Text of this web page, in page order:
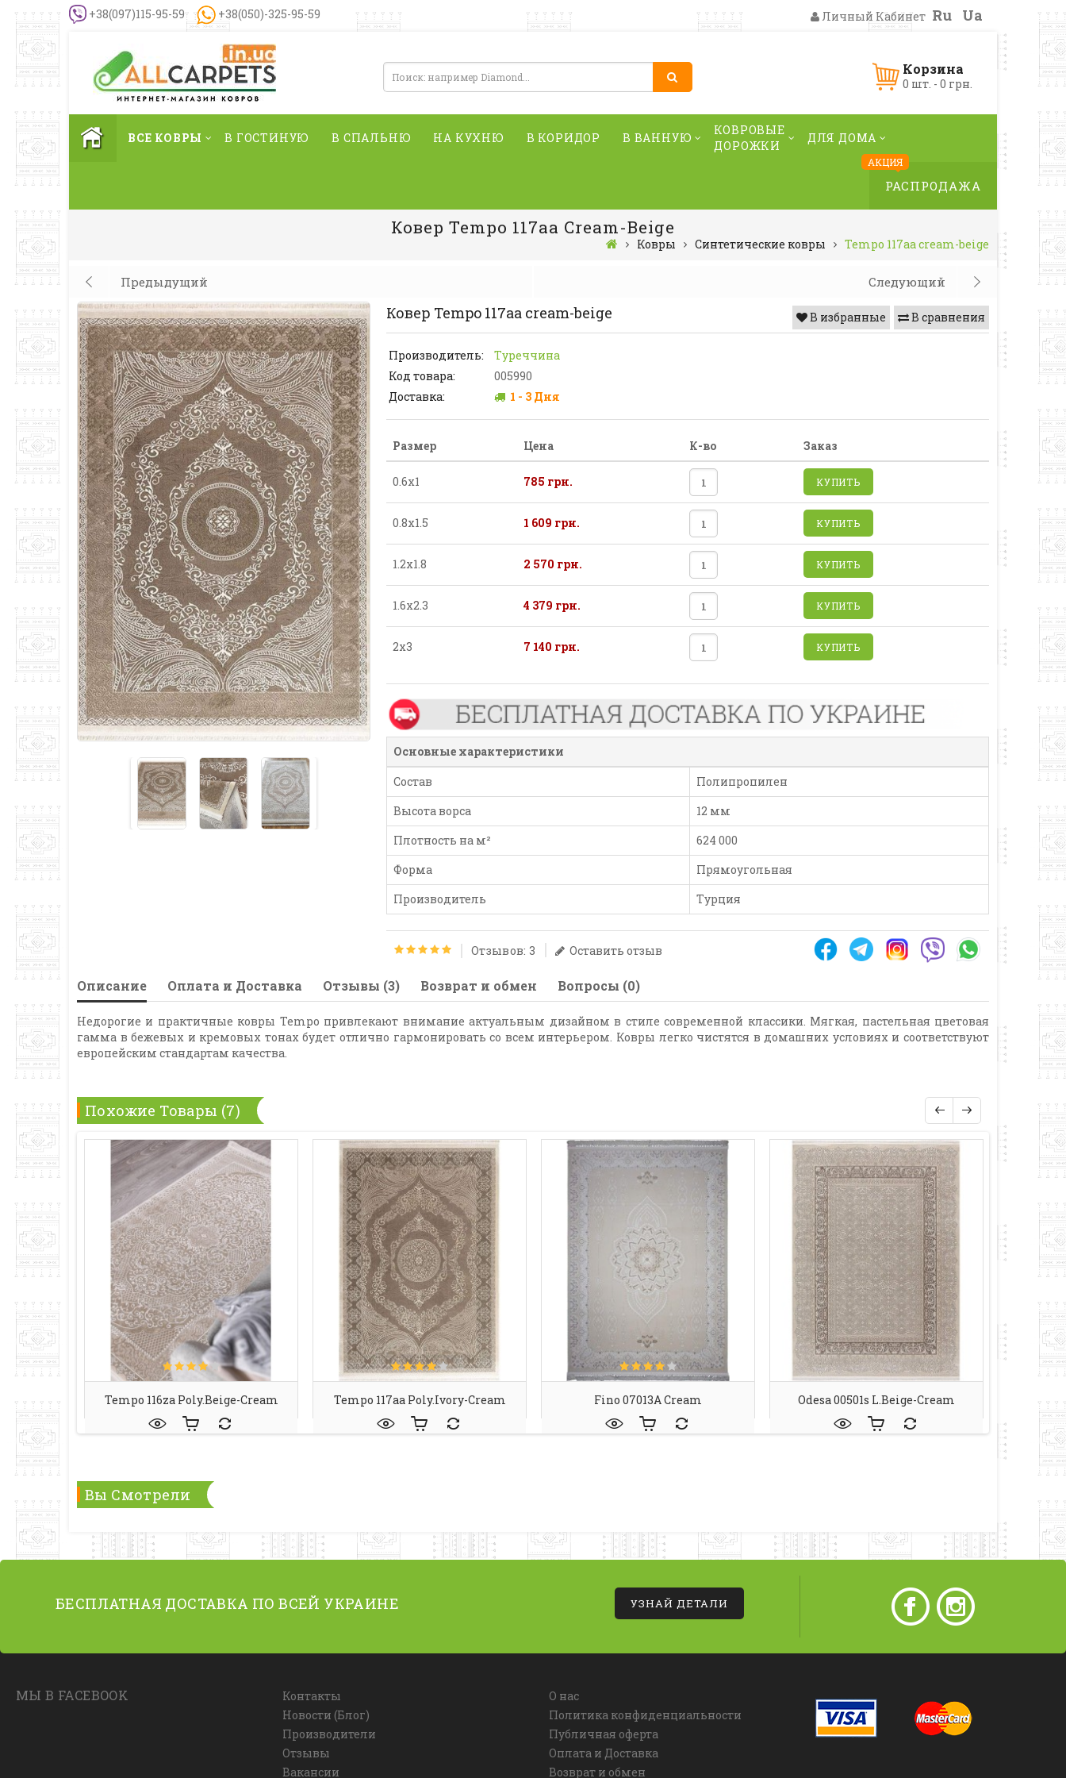
+38(097)115-95-59 +38(050)-325-95-59 Личный Кабинет Ru Ua
Корзина
0 шт. - 0 грн.
ВСЕ КОВРЫ В ГОСТИНУЮ В СПАЛЬНЮ НА КУХНЮ В КОРИДОР В ВАННУЮ
КОВРОВЫЕ
ДОРОЖКИ
ДЛЯ ДОМА
АКЦИЯ
РАСПРОДАЖА
Ковер Tempo 117aa Cream-Beige
Ковры Синтетические ковры Tempo 117aa cream-beige
Предыдущий Следующий
В сравнения
В избранные
Ковер Tempo 117aa cream-beige
Производитель:
Туреччина
Код товара:
005990
Доставка:
1 - 3 Дня
Размер Цена К-во Заказ
0.6х1 785 грн. КУПИТЬ
0.8х1.5 1 609 грн. КУПИТЬ
1.2х1.8 2 570 грн. КУПИТЬ
1.6х2.3 4 379 грн. КУПИТЬ
2х3 7 140 грн. КУПИТЬ
Основные характеристики
Состав
Полипропилен
Высота ворса
12 мм
Плотность на м²
624 000
Форма
Прямоугольная
Производитель
Турция
Отзывов: 3 Оставить отзыв
Описание Оплата и Доставка Отзывы (3) Возврат и обмен Вопросы (0)
Недорогие и практичные ковры Tempo привлекают внимание актуальным дизайном в стиле современной классики. Мягкая, пастельная цветовая
гамма в бежевых и кремовых тонах будет отлично гармонировать со всем интерьером. Ковры легко чистятся в домашних условиях и соответствуют
европейским стандартам качества.
Похожие Товары (7)
Tempo 116za Poly.beige-Cream Tempo 117aa Poly.ivory-Cream Fino 07013A Cream Odesa 00501s L.beige-Cream
Вы Смотрели
БЕСПЛАТНАЯ ДОСТАВКА ПО ВСЕЙ УКРАИНЕ УЗНАЙ ДЕТАЛИ
МЫ В FACEBOOK
Контакты
Новости (Блог)
Производители
Отзывы
Вакансии
О нас
Политика конфиденциальности
Публичная оферта
Оплата и Доставка
Возврат и обмен